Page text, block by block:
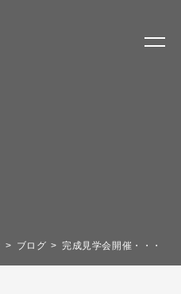
ブログ 完成見学会開催・・・